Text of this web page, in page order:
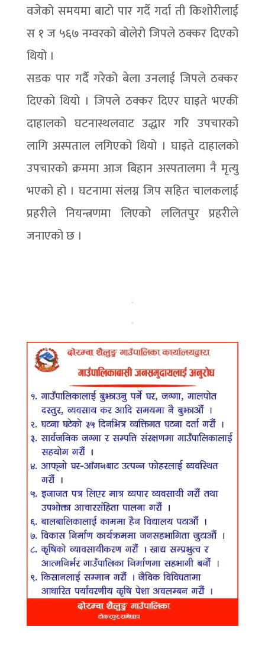
वजेको समयमा बाटो पार गर्दै गर्दा ती किशोरीलाई
स १ ज ५६७ नम्वरको बोलेरो जिपले ठक्कर दिएको
थियो ।
सडक पार गर्दै गरेको बेला उनलाई जिपले ठक्कर
दिएको थियो । जिपले ठक्कर दिएर घाइते भएकी
दाहालको घटनास्थलवाट उद्धार गरि उपचारको
लागि अस्पताल लगिएको थियो । घाइते दाहालको
उपचारको क्रममा आज बिहान अस्पतालमा नै मृत्यु
भएको हो । घटनामा संलग्न जिप सहित चालकलाई
प्रहरीले नियन्त्रणमा लिएको ललितपुर प्रहरीले
जनाएको छ ।